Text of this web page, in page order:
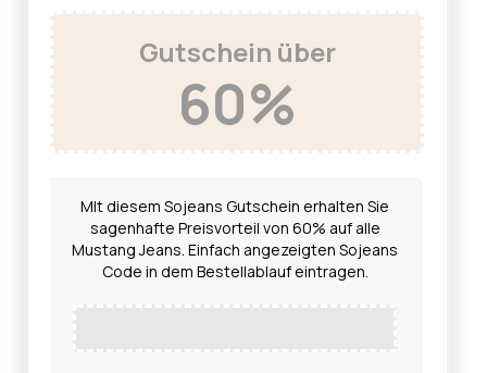
Gutschein über
60%
MIt diesem Sojeans Gutschein erhalten Sie
sagenhafte Preisvorteil von 60% auf alle
Mustang Jeans. Einfach angezeigten Sojeans
Code in dem Bestellablauf eintragen.